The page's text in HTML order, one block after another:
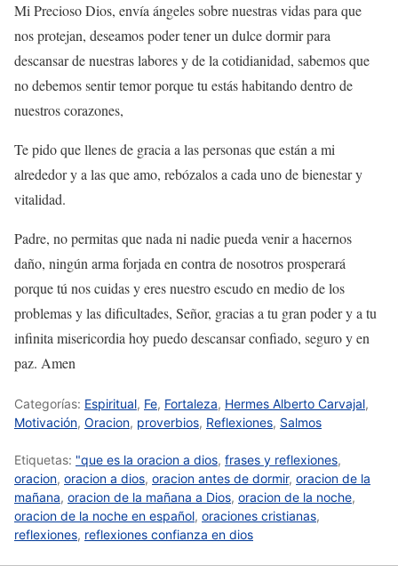
Mi Precioso Dios, envía ángeles sobre nuestras vidas para que
nos protejan, deseamos poder tener un dulce dormir para
descansar de nuestras labores y de la cotidianidad, sabemos que
no debemos sentir temor porque tu estás habitando dentro de
nuestros corazones,
Te pido que llenes de gracia a las personas que están a mi
alrededor y a las que amo, rebózalos a cada uno de bienestar y
vitalidad.
Padre, no permitas que nada ni nadie pueda venir a hacernos
daño, ningún arma forjada en contra de nosotros prosperará
porque tú nos cuidas y eres nuestro escudo en medio de los
problemas y las dificultades, Señor, gracias a tu gran poder y a tu
infinita misericordia hoy puedo descansar confiado, seguro y en
paz. Amen
Categorías: Espiritual, Fe, Fortaleza, Hermes Alberto Carvajal,
Motivación, Oracion, proverbios, Reflexiones, Salmos
Etiquetas: "que es la oracion a dios, frases y reflexiones,
oracion, oracion a dios, oracion antes de dormir, oracion de la
mañana, oracion de la mañana a Dios, oracion de la noche,
oracion de la noche en español, oraciones cristianas,
reflexiones, reflexiones confianza en dios